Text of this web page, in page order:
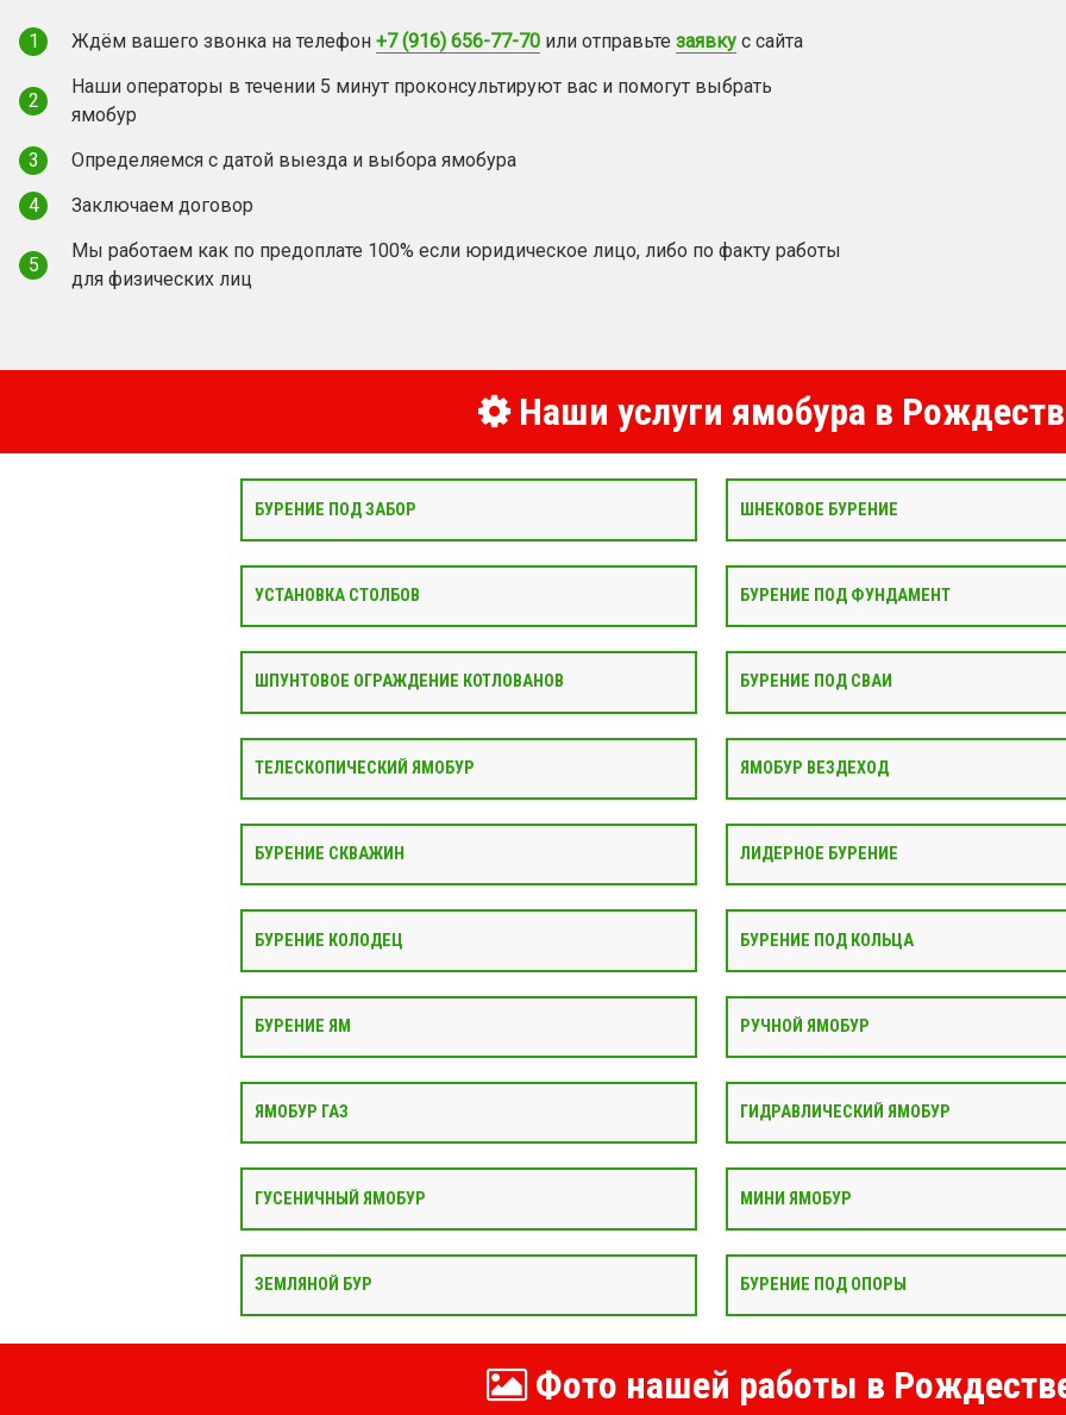
1 Ждём вашего звонка на телефон +7 (916) 656-77-70 или отправьте заявку с сайта
2
Наши операторы в течении 5 минут проконсультируют вас и помогут выбрать
ямобур
3
Определяемся с датой выезда и выбора ямобура
4
Заключаем договор
5
Мы работаем как по предоплате 100% если юридическое лицо, либо по факту работы
для физических лиц
Наши услуги ямобура в
БУРЕНИЕ ПОД ЗАБОР ШНЕКОВОЕ БУРЕНИЕ
УСТАНОВКА СТОЛБОВ БУРЕНИЕ ПОД ФУНДАМЕНТ
ШПУНТОВОЕ ОГРАЖДЕНИЕ КОТЛОВАНОВ БУРЕНИЕ ПОД СВАИ
ТЕЛЕСКОПИЧЕСКИЙ ЯМОБУР ЯМОБУР ВЕЗДЕХОД
БУРЕНИЕ СКВАЖИН ЛИДЕРНОЕ БУРЕНИЕ
БУРЕНИЕ КОЛОДЕЦ БУРЕНИЕ ПОД КОЛЬЦА
БУРЕНИЕ ЯМ РУЧНОЙ ЯМОБУР
ЯМОБУР ГАЗ ГИДРАВЛИЧЕСКИЙ ЯМОБУР
ГУСЕНИЧНЫЙ ЯМОБУР МИНИ ЯМОБУР
ЗЕМЛЯНОЙ БУР БУРЕНИЕ ПОД ОПОРЫ
Фото нашей работы в